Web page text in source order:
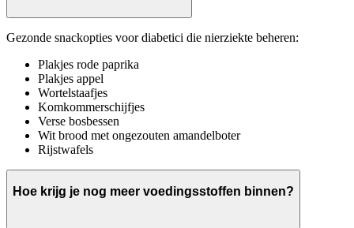
Gezonde snackopties voor diabetici die nierziekte beheren:
Plakjes rode paprika
Plakjes appel
Wortelstaafjes
Komkommerschijfjes
Verse bosbessen
Wit brood met ongezouten amandelboter
Rijstwafels
Hoe krijg je nog meer voedingsstoffen binnen?